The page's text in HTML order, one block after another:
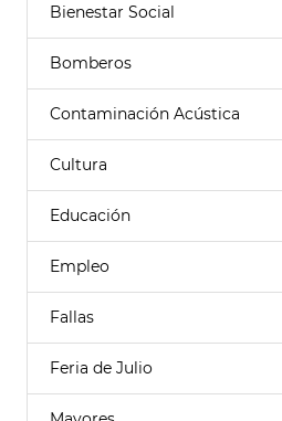
Bienestar Social
Bomberos
Contaminación Acústica
Cultura
Educación
Empleo
Fallas
Feria de Julio